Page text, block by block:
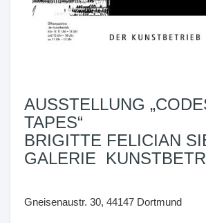
AUSSTELLUNG
TAPES“
BRIGITTE FELICIAN
GALERIE
Gneisenaustr. 30, 44147 Dortmund